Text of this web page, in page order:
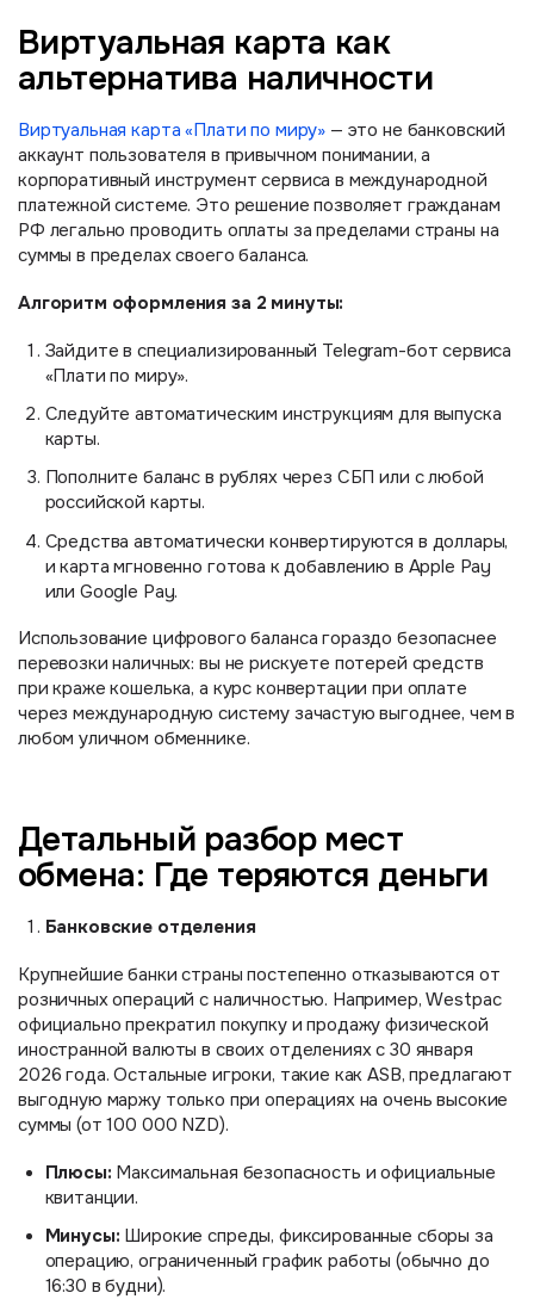
Виртуальная карта как
альтернатива наличности
Виртуальная карта «Плати по миру» — это не банковский
аккаунт пользователя в привычном понимании, а
корпоративный инструмент сервиса в международной
платежной системе. Это решение позволяет гражданам
РФ легально проводить оплаты за пределами страны на
суммы в пределах своего баланса.
Алгоритм оформления за 2 минуты:
Зайдите в специализированный Telegram-бот сервиса
«Плати по миру».
Следуйте автоматическим инструкциям для выпуска
карты.
Пополните баланс в рублях через СБП или с любой
российской карты.
Средства автоматически конвертируются в доллары,
и карта мгновенно готова к добавлению в Apple Pay
или Google Pay.
Использование цифрового баланса гораздо безопаснее
перевозки наличных: вы не рискуете потерей средств
при краже кошелька, а курс конвертации при оплате
через международную систему зачастую выгоднее, чем в
любом уличном обменнике.
Детальный разбор мест
обмена: Где теряются деньги
Банковские отделения
Крупнейшие банки страны постепенно отказываются от
розничных операций с наличностью. Например, Westpac
официально прекратил покупку и продажу физической
иностранной валюты в своих отделениях с 30 января
2026 года. Остальные игроки, такие как ASB, предлагают
выгодную маржу только при операциях на очень высокие
суммы (от 100 000 NZD).
Плюсы: Максимальная безопасность и официальные
квитанции.
Минусы: Широкие спреды, фиксированные сборы за
операцию, ограниченный график работы (обычно до
16:30 в будни).